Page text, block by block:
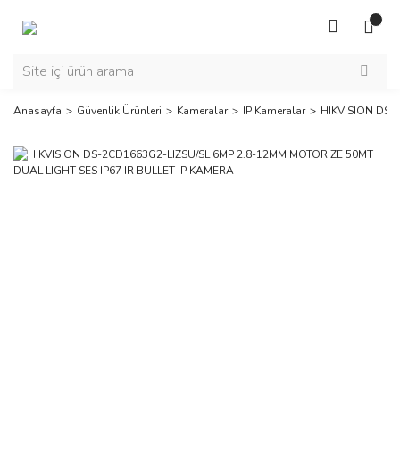
Anasayfa Güvenlik Ürünleri Kameralar IP Kameralar HIKVISION DS-